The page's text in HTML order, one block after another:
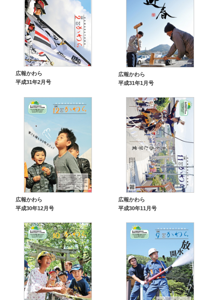
広報かわら
平成31年2月号
広報かわら
平成31年1月号
広報かわら
平成30年12月号
広報かわら
平成30年11月号